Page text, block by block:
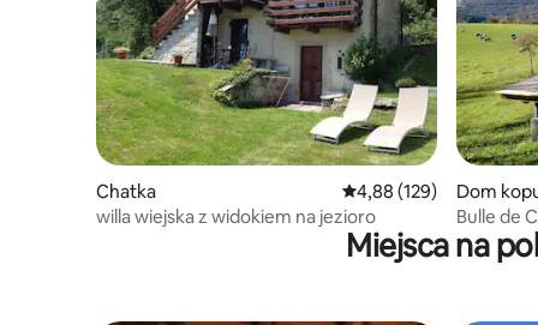
Chatka Średnia ocena: 4,88 na
4,88 (129)
willa wiejska z widokiem na jezioro
Dom
Bulle de
Miejsca na